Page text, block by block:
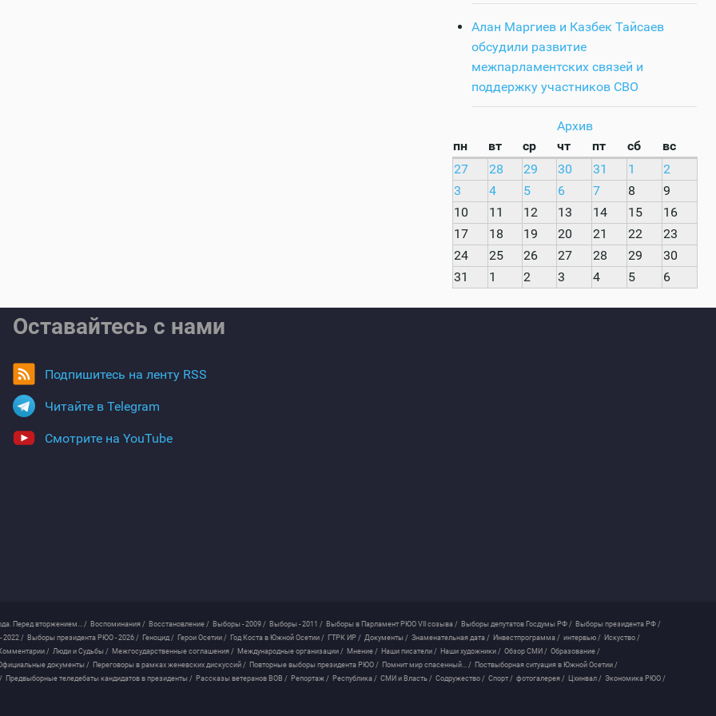
Алан Маргиев и Казбек Тайсаев
обсудили развитие
межпарламентских связей и
поддержку участников СВО
Архив
пн
вт ср чт пт сб
вс
27
28 29 30 31 1
2
3
4 5 6 7 8
9
10
11 12 13 14 15
16
17
18 19 20 21 22
23
24
25 26 27 28 29
30
31
1 2 3 4 5 6
Оставайтесь с нами
Подпишитесь на ленту RSS
Читайте в Telegram
Смотрите на YouTube
Перед вторжением... / Воспоминания / Восстановление / Выборы - 2009 / Выборы - 2011 / Выборы в Парламент РЮО VII созыва / Выборы депутатов Госдумы РФ / Выборы президента РФ /
2022 / Выборы президента РЮО - 2026 / Геноцид / Герои Осетии / Год Коста в Южной Осетии / ГТРК ИР / Документы / Знаменательная дата / Инвестпрограмма / интервью / Искуство /
/ Люди и Судьбы / Межгосударственные соглашения / Международные организации / Мнение / Наши писатели / Наши художники / Обзор СМИ / Образование /
документы / Переговоры в рамках женевских дискуссий / Повторные выборы президента РЮО / Помнит мир спасенный... / Поствыборная ситуация в Южной Осетии /
Предвыборные теледебаты кандидатов в президенты / Рассказы ветеранов ВОВ / Репортаж / Республика / СМИ и Власть / Содружество / Спорт / фотогалерея / Цхинвал / Экономика РЮО /